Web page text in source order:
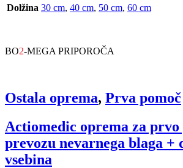
Dolžina 30 cm, 40 cm, 50 cm, 60 cm
BO2-MEGA PRIPOROČA
Ostala oprema, Prva pomoč
Actiomedic oprema za
prevozu nevarnega blaga +
vsebina